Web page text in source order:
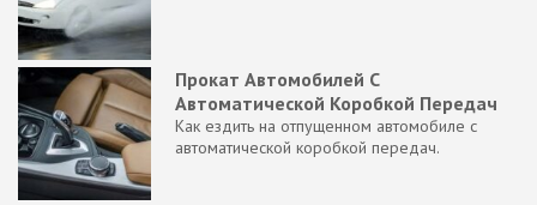
Прокат Автомобилей С
Автоматической Коробкой Передач
Как ездить на отпущенном автомобиле с
автоматической коробкой передач.